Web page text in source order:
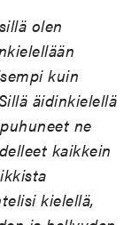
olen
kuin
äidinkielellä
ne
kaikkein
kielellä,